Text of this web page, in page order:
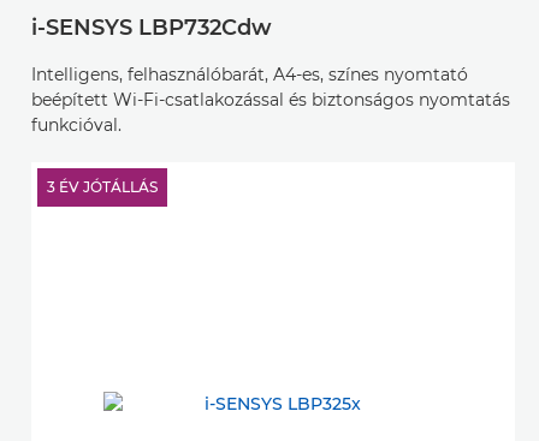
i-SENSYS LBP732Cdw
Intelligens, felhasználóbarát, A4-es, színes nyomtató
beépített Wi-Fi-csatlakozással és biztonságos nyomtatás
funkcióval.
3 ÉV JÓTÁLLÁS